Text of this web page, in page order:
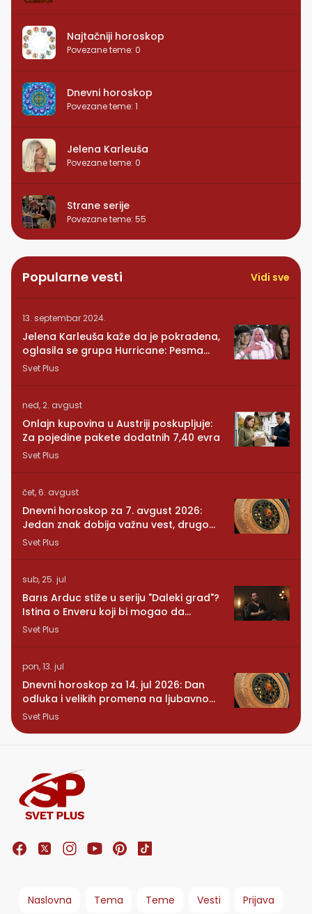
Najtačniji horoskop
Povezane teme: 0
Dnevni horoskop
Povezane teme: 1
Jelena Karleuša
Povezane teme: 0
Strane serije
Povezane teme: 55
Popularne vesti Vidi sve
13. septembar 2024.
Jelena Karleuša kaže da je pokradena,
oglasila se grupa Hurricane: Pesma
RUNDE je naša!
Svet Plus
ned, 2. avgust
Onlajn kupovina u Austriji poskupljuje:
Za pojedine pakete dodatnih 7,40 evra
Svet Plus
čet, 6. avgust
Dnevni horoskop za 7. avgust 2026:
Jedan znak dobija važnu vest, drugom
se vraća osoba iz prošlosti
Svet Plus
sub, 25. jul
Barıs Arduc stiže u seriju "Daleki grad"?
Istina o Enveru koji bi mogao da
promeni sve
Svet Plus
pon, 13. jul
Dnevni horoskop za 14. jul 2026: Dan
odluka i velikih promena na ljubavnom
planu
Svet Plus
Naslovna Tema Teme Vesti Prijava